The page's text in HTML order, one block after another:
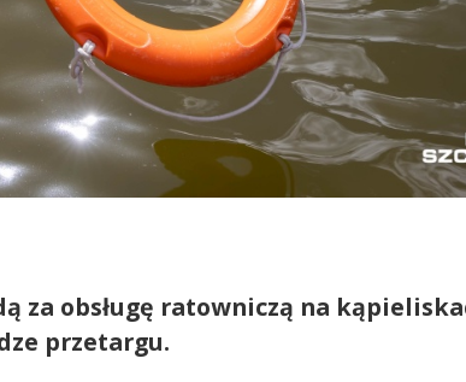
za obsługę ratowniczą na
przetargu.